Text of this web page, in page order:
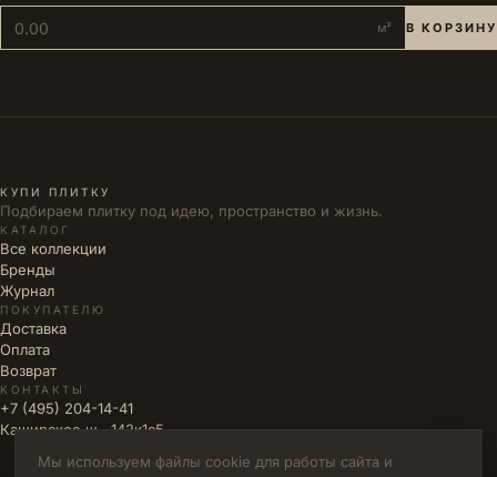
м² В КОРЗИНУ
КУПИ ПЛИТКУ
Подбираем плитку под идею, пространство и жизнь.
КАТАЛОГ
Все коллекции
Бренды
Журнал
ПОКУПАТЕЛЮ
Доставка
Оплата
Возврат
КОНТАКТЫ
+7 (495) 204-14-41
Каширское ш., 142к1с5
Мы используем файлы cookie для работы сайта и